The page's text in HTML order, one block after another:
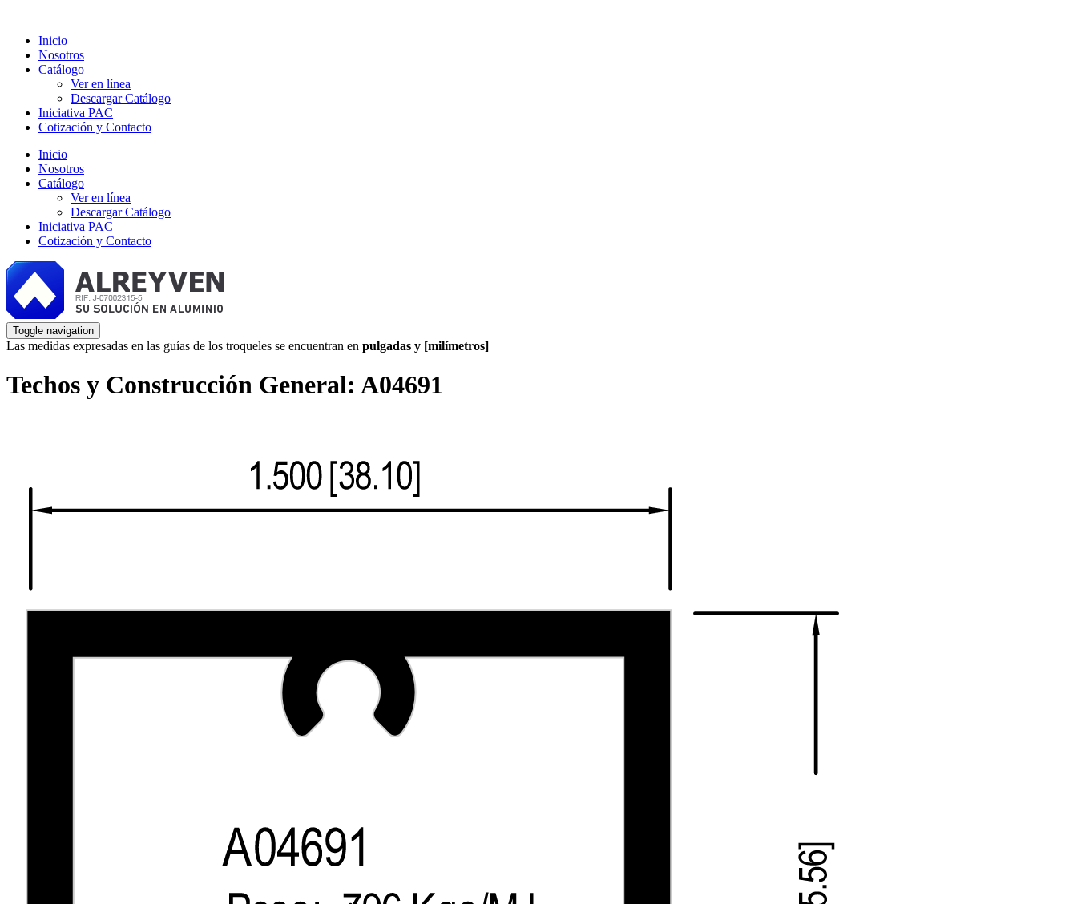
Inicio
Nosotros
Catálogo
Ver en línea
Descargar Catálogo
Iniciativa PAC
Cotización y Contacto
Inicio
Nosotros
Catálogo
Ver en línea
Descargar Catálogo
Iniciativa PAC
Cotización y Contacto
Toggle navigation
Las medidas expresadas en las guías de los troqueles se encuentran en pulgadas y [milímetros]
Techos y Construcción General: A04691